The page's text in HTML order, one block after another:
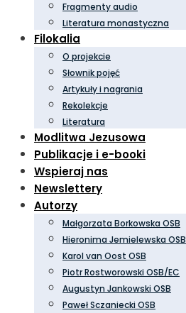
Fragmenty audio
Literatura monastyczna
Filokalia
O projekcie
Słownik pojęć
Artykuły i nagrania
Rekolekcje
Literatura
Modlitwa Jezusowa
Publikacje i e-booki
Wspieraj nas
Newslettery
Autorzy
Małgorzata Borkowska OSB
Hieronima Jemielewska OSB
Karol van Oost OSB
Piotr Rostworowski OSB/EC
Augustyn Jankowski OSB
Paweł Sczaniecki OSB